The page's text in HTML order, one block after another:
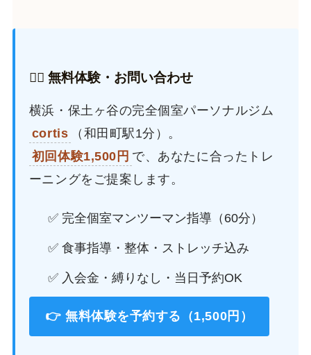
🏋️‍♂️ 無料体験・お問い合わせ
横浜・保土ヶ谷の完全個室パーソナルジム
cortis
（和田町駅1分）。
初回体験1,500円 で、あなたに合ったトレ
ーニングをご提案します。
✅ 完全個室マンツーマン指導（60分）
✅ 食事指導・整体・ストレッチ込み
✅ 入会金・縛りなし・当日予約OK
👉 無料体験を予約する（1,500円）